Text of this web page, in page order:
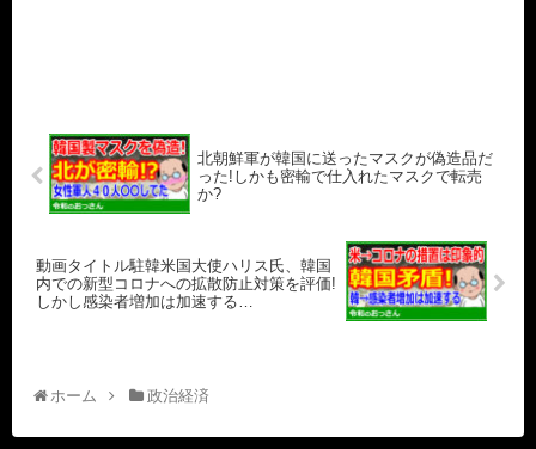
北朝鮮軍が韓国に送ったマスクが偽造品だ
った!しかも密輸で仕入れたマスクで転売
か?
動画タイトル駐韓米国大使ハリス氏、韓国
内での新型コロナへの拡散防止対策を評価!
しかし感染者増加は加速する…
ホーム 政治経済